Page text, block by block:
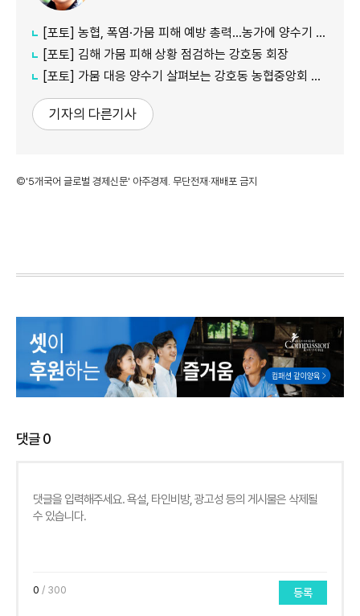
[포토] 농협, 폭염·가뭄 피해 예방 총력…농가에 양수기 지원
[포토] 김해 가뭄 피해 상황 점검하는 강호동 회장
[포토] 가뭄 대응 양수기 살펴보는 강호동 농협중앙회 회장
기자의 다른기사
©'5개국어 글로벌 경제신문' 아주경제. 무단전재·재배포 금지
댓글0
0 / 300 등록